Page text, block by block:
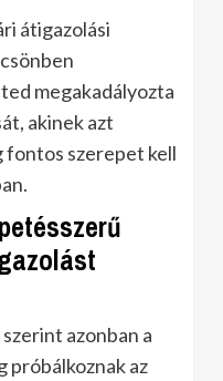
átigazolási
megakadályozta
akinek azt
fontos szerepet kell
azonban a
próbálkoznak az